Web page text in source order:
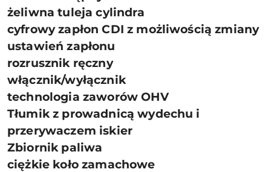
żeliwna tuleja cylindra
cyfrowy zapłon CDI z możliwością zmiany
ustawień zapłonu
rozrusznik ręczny
włącznik/wyłącznik
technologia zaworów OHV
Tłumik z prowadnicą wydechu i
przerywaczem iskier
Zbiornik paliwa
ciężkie koło zamachowe